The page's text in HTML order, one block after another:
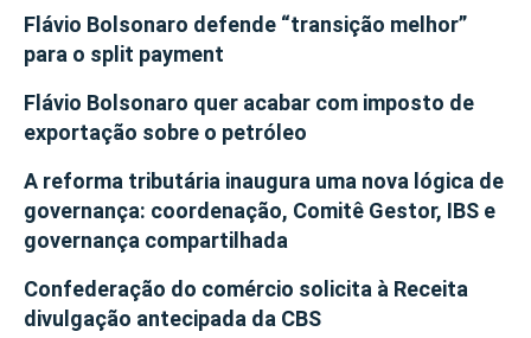
Flávio Bolsonaro defende “transição melhor”
para o split payment
Flávio Bolsonaro quer acabar com imposto de
exportação sobre o petróleo
A reforma tributária inaugura uma nova lógica de
governança: coordenação, Comitê Gestor, IBS e
governança compartilhada
Confederação do comércio solicita à Receita
divulgação antecipada da CBS